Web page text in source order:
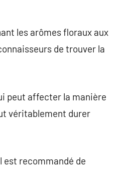
les arômes floraux aux
de trouver la
peut affecter la manière
véritablement durer
est recommandé de